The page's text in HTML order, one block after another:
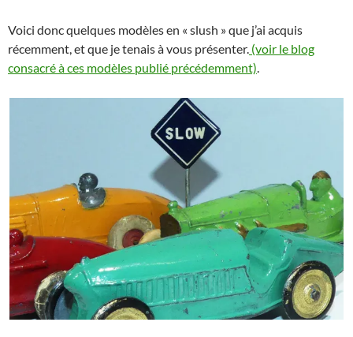
Voici donc quelques modèles en « slush » que j’ai acquis
récemment, et que je tenais à vous présenter. (voir le blog
consacré à ces modèles publié précédemment)